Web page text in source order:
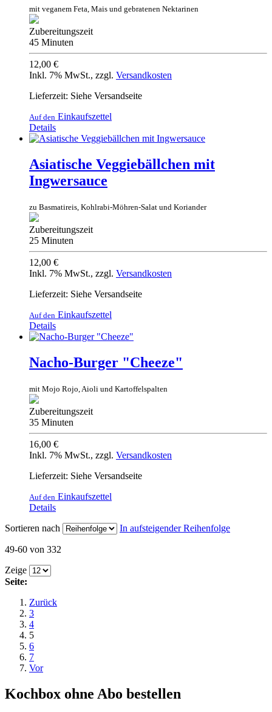
mit veganem Feta, Mais und gebratenen Nektarinen
Zubereitungszeit
45 Minuten
12,00 €
Inkl. 7% MwSt., zzgl. Versandkosten
Lieferzeit: Siehe Versandseite
Auf den Einkaufszettel
Details
Asiatische Veggiebällchen mit
Ingwersauce
zu Basmatireis, Kohlrabi-Möhren-Salat und Koriander
Zubereitungszeit
25 Minuten
12,00 €
Inkl. 7% MwSt., zzgl. Versandkosten
Lieferzeit: Siehe Versandseite
Auf den Einkaufszettel
Details
Nacho-Burger "Cheeze"
mit Mojo Rojo, Aioli und Kartoffelspalten
Zubereitungszeit
35 Minuten
16,00 €
Inkl. 7% MwSt., zzgl. Versandkosten
Lieferzeit: Siehe Versandseite
Auf den Einkaufszettel
Details
Sortieren nach
In aufsteigender Reihenfolge
49-60 von 332
Zeige
Seite:
Zurück
3
4
5
6
7
Vor
Kochbox ohne Abo bestellen